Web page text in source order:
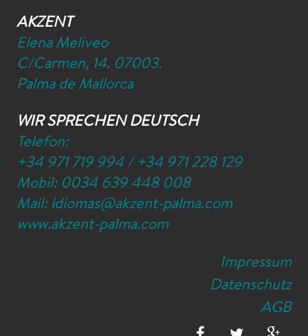
AKZENT
Elena Meliveo
C/Carmen, 14. 07003.
Palma de Mallorca
WIR SPRECHEN DEUTSCH
Telefon:
+34 971 719 994 / +34 971 228 129
Mobil: 0034 639 448 008
Mail: idiomas@akzent-palma.com
www.akzent-palma.com
Impressum
Datenschutz
AGB